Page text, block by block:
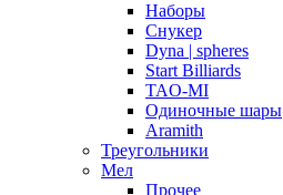
Наборы
Снукер
Dyna | spheres
Start Billiards
TAO-MI
Одиночные шары
Aramith
Треугольники
Мел
Прочее